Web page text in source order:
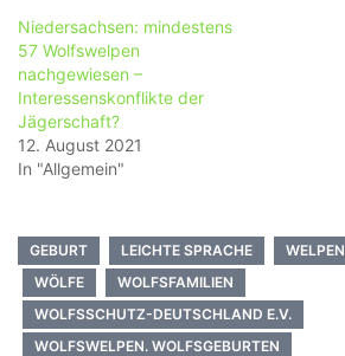
Niedersachsen: mindestens
57 Wolfswelpen
nachgewiesen –
Interessenskonflikte der
Jägerschaft?
12. August 2021
In "Allgemein"
GEBURT LEICHTE SPRACHE WELPEN
WÖLFE
WOLFSFAMILIEN
WOLFSSCHUTZ-DEUTSCHLAND E.V.
WOLFSWELPEN. WOLFSGEBURTEN